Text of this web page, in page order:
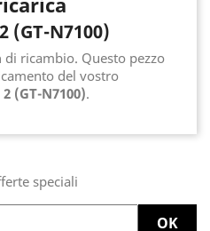
(GT-N7100)
di ricambio. Questo pezzo
del vostro
(GT-N7100).
speciali